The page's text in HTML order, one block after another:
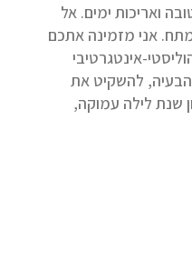
ואריכות ימים. אל
אני מזמינה אתכם
אינטגרטיבי
להשקיט את
שנת לילה עמוקה,